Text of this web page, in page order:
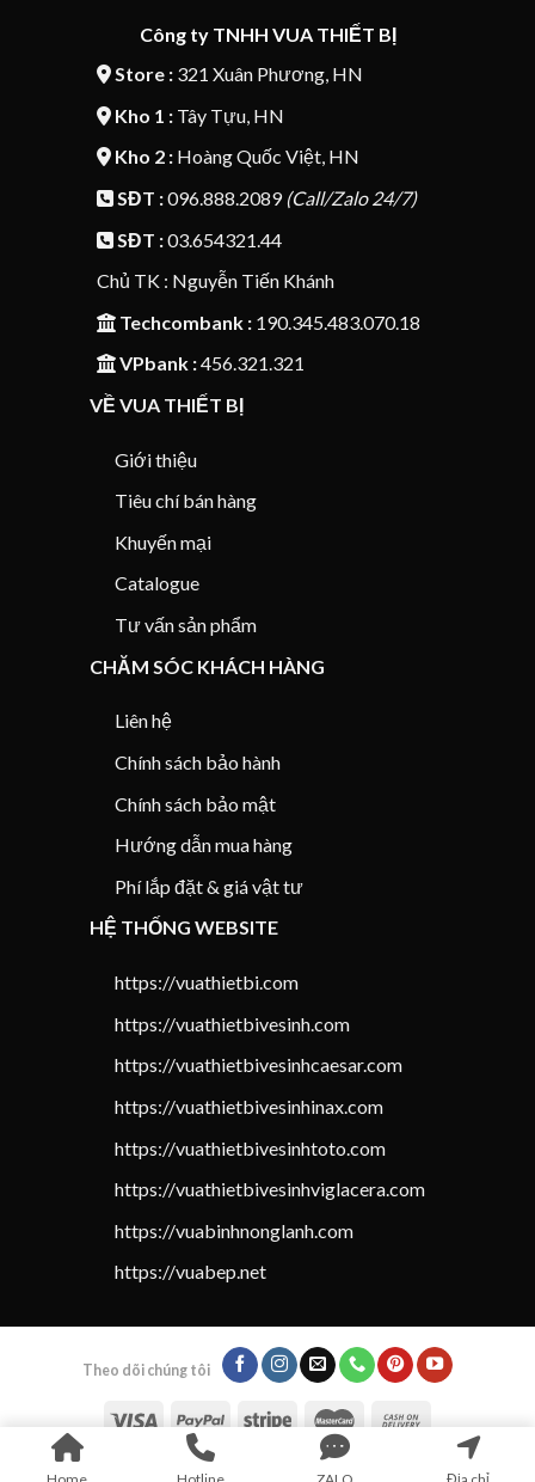
Công ty TNHH VUA THIẾT BỊ
Store :321 Xuân Phương, HN
Kho 1 :Tây Tựu, HN
Kho 2 :Hoàng Quốc Việt, HN
SĐT :096.888.2089 (Call/Zalo 24/7)
SĐT :03.654321.44
Chủ TK : Nguyễn Tiến Khánh
Techcombank :190.345.483.070.18
VPbank :456.321.321
VỀ VUA THIẾT BỊ
Giới thiệu
Tiêu chí bán hàng
Khuyến mại
Catalogue
Tư vấn sản phẩm
CHĂM SÓC KHÁCH HÀNG
Liên hệ
Chính sách bảo hành
Chính sách bảo mật
Hướng dẫn mua hàng
Phí lắp đặt & giá vật tư
HỆ THỐNG WEBSITE
https://vuathietbi.com
https://vuathietbivesinh.com
https://vuathietbivesinhcaesar.com
https://vuathietbivesinhinax.com
https://vuathietbivesinhtoto.com
https://vuathietbivesinhviglacera.com
https://vuabinhnonglanh.com
https://vuabep.net
Theo dõi chúng tôi